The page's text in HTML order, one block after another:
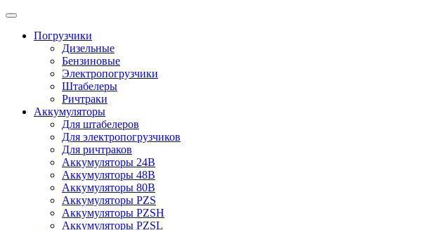
Погрузчики
Дизельные
Бензиновые
Электропогрузчики
Штабелеры
Ричтраки
Аккумуляторы
Для штабелеров
Для электропогрузчиков
Для ричтраков
Аккумуляторы 24В
Аккумуляторы 48В
Аккумуляторы 80В
Аккумуляторы PZS
Аккумуляторы PZSH
Аккумуляторы PZSL